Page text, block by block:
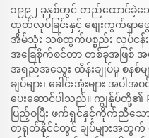
၁၉၉၂ ခုနှစ်တွင် တည်ထောင်ခဲ့သေ
ထုတ်လုပ်ခြင်းနှင့် စျေးကွက်ရှာ
အိမ်သုံး သစ်ထွက်ပစ္စည်း လုပ်ငန်
အခြေစိုက်စင်တာ တစ်ခုအဖြစ် အ
အရည်အသွေး ထိန်းချုပ်မှု စနစ်မျ
ချပ်များ၊ ခေါင်းအုံးများ အ
ပေးဆောင်ပါသည်။ ကျွန်ုပ်တို့
ပြည့်ဝပြီး ဖက်ရှင်နှင့်ကိုက်ညီသော
တရုတ်နိုင်ငံတွင် ချပ်များအတွက်